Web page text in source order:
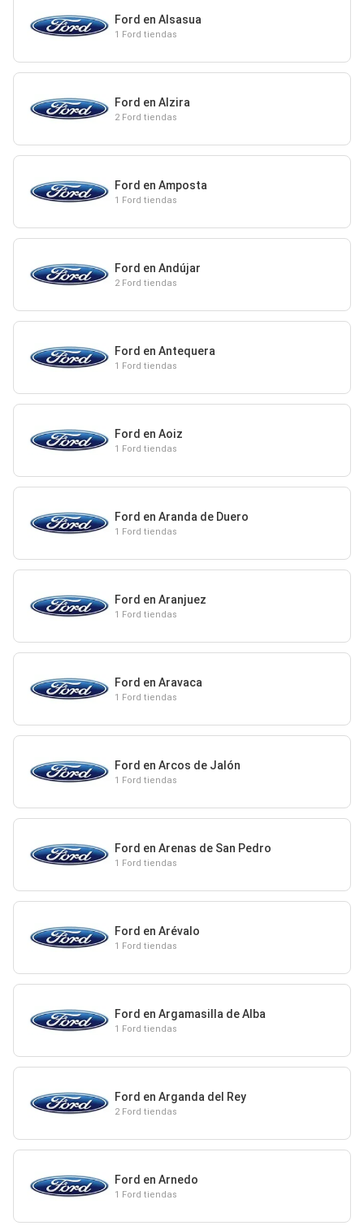
Ford en Alsasua
1 Ford tiendas
Ford en Alzira
2 Ford tiendas
Ford en Amposta
1 Ford tiendas
Ford en Andújar
2 Ford tiendas
Ford en Antequera
1 Ford tiendas
Ford en Aoiz
1 Ford tiendas
Ford en Aranda de Duero
1 Ford tiendas
Ford en Aranjuez
1 Ford tiendas
Ford en Aravaca
1 Ford tiendas
Ford en Arcos de Jalón
1 Ford tiendas
Ford en Arenas de San Pedro
1 Ford tiendas
Ford en Arévalo
1 Ford tiendas
Ford en Argamasilla de Alba
1 Ford tiendas
Ford en Arganda del Rey
2 Ford tiendas
Ford en Arnedo
1 Ford tiendas